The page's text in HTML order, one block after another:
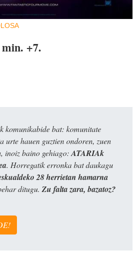
+7.
komunikabide bat: komunitate
urte hauen guztien ondoren, zuen
inoiz baino gehiago: ATARIAk
. Horregatik erronka bat daukagu
28 herrietan hamarna
ditugu. Zu falta zara, bazatoz?